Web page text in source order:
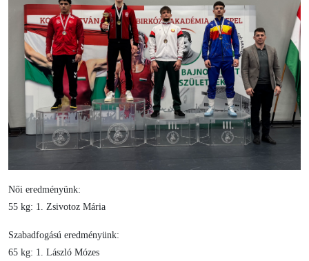
Női eredményünk:
55 kg: 1. Zsivotoz Mária
Szabadfogású eredményünk:
65 kg: 1. László Mózes